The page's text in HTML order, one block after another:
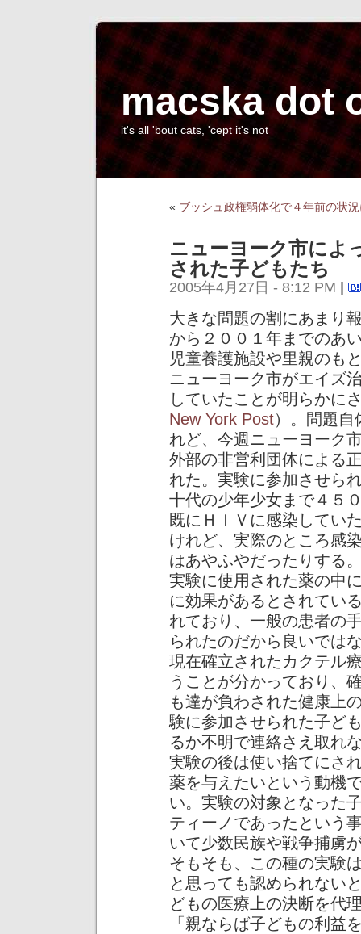
macska dot
it's all 'bout cats, 'cept it's not
« ブッシュ政権弱体化で４年前の状
ニューヨーク市によ
された子どもたち
2005年4月27日 - 8:12 PM
大きな問題の割にあまり
から２００１年までのあ
児童養護施設や里親のも
ニューヨーク市がエイズ
していたことが明らかに
New York Post）。問題
れど、今週ニューヨーク
外部の非営利団体による
れた。実験に参加させら
十代の少年少女まで４５
既にＨＩＶに感染してい
けれど、実際のところ感
はあやふやだったりする
実験に使用された薬の中
に効果があるとされてい
れており、一般の患者の
られたのだから良いでは
現在確立されたカクテル
うことが分かっており、
も達が負わされた健康上
験に参加させられた子ど
るか不明で連絡さえ取れ
実験の後は使い捨てにさ
薬を与えたいという動機
い。実験の対象となった
ティーノであったという
いて少数民族や戦争捕虜
そもそも、この種の実験
と思っても認められない
どもの医療上の決断を代
「親ならば子どもの利益